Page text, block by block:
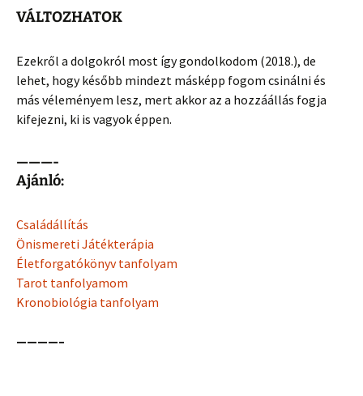
VÁLTOZHATOK
Ezekről a dolgokról most így gondolkodom (2018.), de
lehet, hogy később mindezt másképp fogom csinálni és
más véleményem lesz, mert akkor az a hozzáállás fogja
kifejezni, ki is vagyok éppen.
———-
Ajánló:
Családállítás
Önismereti Játékterápia
Életforgatókönyv tanfolyam
Tarot tanfolyamom
Kronobiológia tanfolyam
————–